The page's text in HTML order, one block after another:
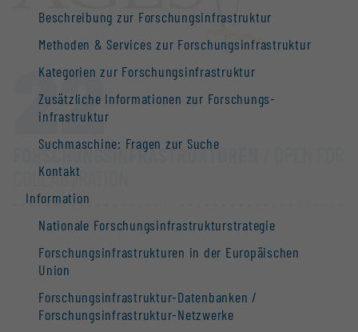
Beschreibung zur Forschungs­infrastruktur
Methoden & Services zur Forschungs­infrastruktur
Kategorien zur Forschungs­infrastruktur
Zusätzliche Informationen zur Forschungs­
infrastruktur
Suchmaschine: Fragen zur Suche
Kontakt
Information
Nationale Forschungs­infrastruktur­strategie
Forschungs­infrastrukturen in der Europäischen
Union
Forschungs­infrastruktur-Datenbanken /
Forschungs­infrastruktur-Netzwerke
22
FORSCHUNGS­INFRASTRUKTUREN
COLLABORATION